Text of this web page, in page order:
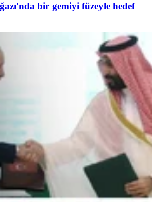
bir gemiyi füzeyle hedef